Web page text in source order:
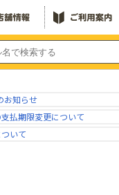
お知らせ
払期限変更について
いて